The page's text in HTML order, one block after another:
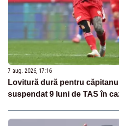
7 aug. 2026, 17:16
Lovitură dură pentru
suspendat 9 luni de TAS în